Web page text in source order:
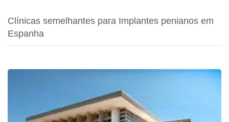
Clínicas semelhantes para Implantes penianos em
Espanha